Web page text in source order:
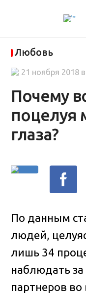
Любовь
Почему
поцелуя
глаза?
21 ноября 2018
По данным
людей,
лишь 34
наблюдать
партнеров